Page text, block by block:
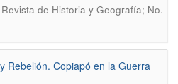
Revista de Historia y Geografí­a; No.
Rebelión. Copiapó en la Guerra